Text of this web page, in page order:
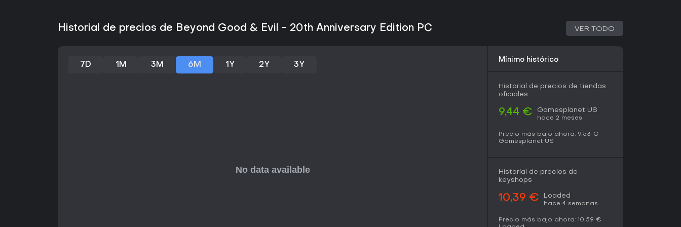
experiencia de un solo jugador concisa y atractiva sin contenido de temporada.
Historial de precios de Beyond Good & Evil - 20th Anniversary Edition PC VER TODO
7D 1M 3M 6M 1Y 2Y 3Y
Mínimo histórico
Historial de precios de tiendas
oficiales
9,44 € Gamesplanet US
hace 2 meses
Precio más bajo ahora: 9,53 €
Gamesplanet US
Historial de precios de
keyshops
10,39 € Loaded
hace 4 semanas
Precio más bajo ahora: 10,59 €